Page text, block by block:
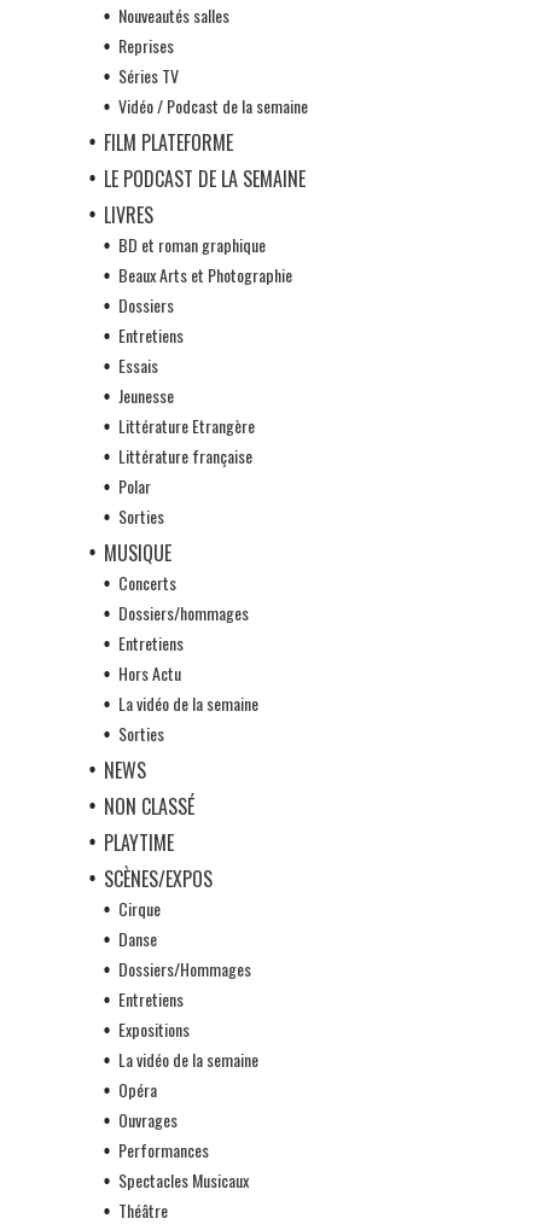
Nouveautés salles
Reprises
Séries TV
Vidéo / Podcast de la semaine
FILM PLATEFORME
LE PODCAST DE LA SEMAINE
LIVRES
BD et roman graphique
Beaux Arts et Photographie
Dossiers
Entretiens
Essais
Jeunesse
Littérature Etrangère
Littérature française
Polar
Sorties
MUSIQUE
Concerts
Dossiers/hommages
Entretiens
Hors Actu
La vidéo de la semaine
Sorties
NEWS
NON CLASSÉ
PLAYTIME
SCÈNES/EXPOS
Cirque
Danse
Dossiers/Hommages
Entretiens
Expositions
La vidéo de la semaine
Opéra
Ouvrages
Performances
Spectacles Musicaux
Théâtre